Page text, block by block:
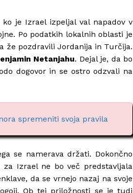
je Izrael izpeljal val napadov v
Po podatkih lokalnih oblasti je
že pozdravili Jordanija in Turčija.
Netanjahu. Dejal je, da bo
dogovor in se ostro odzvali na
spremeniti svoja pravila
se namerava držati. Dokončno
Izrael ne bo več predstavljala
da se vrnejo nazaj na svoje
Ob tej priložnosti se je tudi